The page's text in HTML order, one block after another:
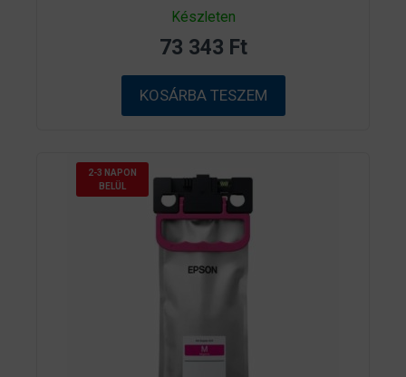
0
a
5
b
ő
l
Készleten
73 343 Ft
KOSÁRBA TESZEM
2-3 NAPON
BELÜL